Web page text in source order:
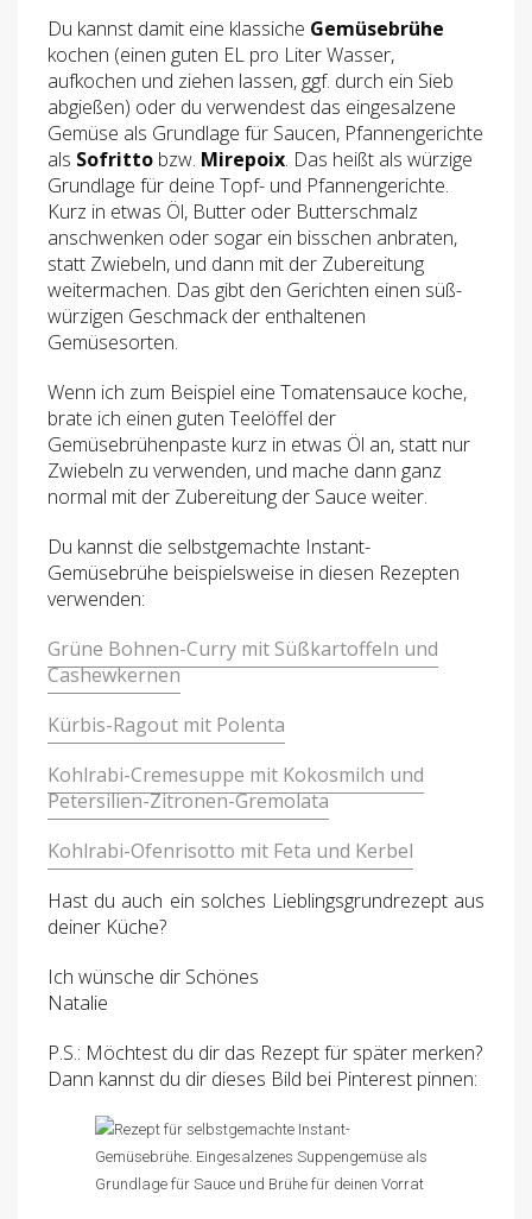
Du kannst damit eine klassiche Gemüsebrühe
kochen (einen guten EL pro Liter Wasser,
aufkochen und ziehen lassen, ggf. durch ein Sieb
abgießen) oder du verwendest das eingesalzene
Gemüse als Grundlage für Saucen, Pfannengerichte
als Sofritto bzw. Mirepoix. Das heißt als würzige
Grundlage für deine Topf- und Pfannengerichte.
Kurz in etwas Öl, Butter oder Butterschmalz
anschwenken oder sogar ein bisschen anbraten,
statt Zwiebeln, und dann mit der Zubereitung
weitermachen. Das gibt den Gerichten einen süß-
würzigen Geschmack der enthaltenen
Gemüsesorten.
Wenn ich zum Beispiel eine Tomatensauce koche,
brate ich einen guten Teelöffel der
Gemüsebrühenpaste kurz in etwas Öl an, statt nur
Zwiebeln zu verwenden, und mache dann ganz
normal mit der Zubereitung der Sauce weiter.
Du kannst die selbstgemachte Instant-
Gemüsebrühe beispielsweise in diesen Rezepten
verwenden:
Grüne Bohnen-Curry mit Süßkartoffeln und
Cashewkernen
Kürbis-Ragout mit Polenta
Kohlrabi-Cremesuppe mit Kokosmilch und
Petersilien-Zitronen-Gremolata
Kohlrabi-Ofenrisotto mit Feta und Kerbel
Hast du auch ein solches Lieblingsgrundrezept aus
deiner Küche?
Ich wünsche dir Schönes
Natalie
P.S.: Möchtest du dir das Rezept für später merken?
Dann kannst du dir dieses Bild bei Pinterest pinnen: